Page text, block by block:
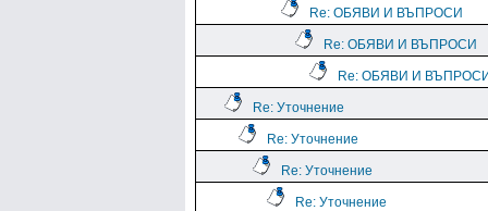
Re: ОБЯВИ И ВЪПРОСИ
Re: ОБЯВИ И ВЪПРОСИ
Re: ОБЯВИ И
Re: Уточнение
Re: Уточнение
Re: Уточнение
Re: Уточнение